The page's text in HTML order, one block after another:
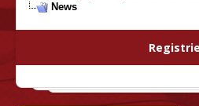
News